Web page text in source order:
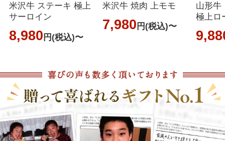
米沢牛 ステーキ 極上
サーロイン
8,980 円(税込)〜
米沢牛 焼肉 上モモ
7,980 円(税込)〜
山形牛
極上ロ